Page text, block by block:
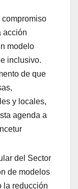
compromiso
acción
modelo
inclusivo.
de que
y locales,
agenda a
del Sector
de modelos
la reducción